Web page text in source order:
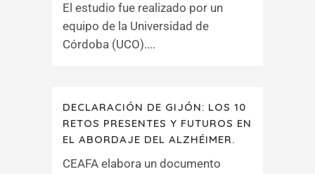
El estudio fue realizado por un
equipo de la Universidad de
Córdoba (UCO)....
DECLARACIÓN DE GIJÓN: LOS 10
RETOS PRESENTES Y FUTUROS EN
EL ABORDAJE DEL ALZHÉIMER.
CEAFA elabora un documento